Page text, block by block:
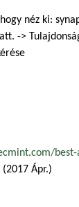
néz ki:
->
hivatkozás)
(2017 Ápr.)